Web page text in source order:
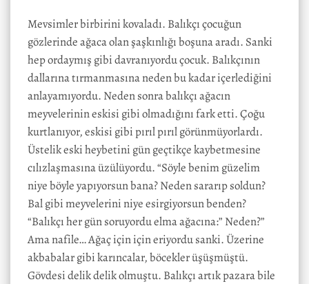
Mevsimler birbirini kovaladı. Balıkçı çocuğun
gözlerinde ağaca olan şaşkınlığı boşuna aradı. Sanki
hep ordaymış gibi davranıyordu çocuk. Balıkçının
dallarına tırmanmasına neden bu kadar içerlediğini
anlayamıyordu. Neden sonra balıkçı ağacın
meyvelerinin eskisi gibi olmadığını fark etti. Çoğu
kurtlanıyor, eskisi gibi pırıl pırıl görünmüyorlardı.
Üstelik eski heybetini gün geçtikçe kaybetmesine
cılızlaşmasına üzülüyordu. “Söyle benim güzelim
niye böyle yapıyorsun bana? Neden sararıp soldun?
Bal gibi meyvelerini niye esirgiyorsun benden?
“Balıkçı her gün soruyordu elma ağacına:” Neden?”
Ama nafile… Ağaç için için eriyordu sanki. Üzerine
akbabalar gibi karıncalar, böcekler üşüşmüştü.
Gövdesi delik delik olmuştu. Balıkçı artık pazara bile